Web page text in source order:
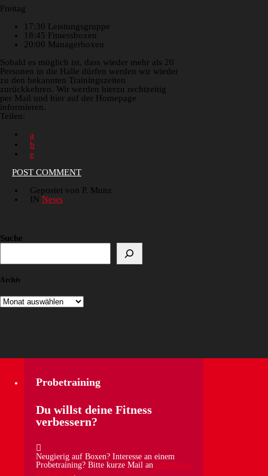
Freitag
17:30 Leistungsgruppe
18:45 Fitnessboxen
20:00 Managerboxen
Sobald es möglich ist, dass wieder mehr als 20
Personen in die Halle dürfen werden wir wieder
zu den bekannten Trainingszeiten
zurückkehren. Wir werden hierzu rechtzeitig
per Mail und hier auf der Homepage
informieren.
Teilen:
POST COMMENT
Gepostet von P. Munz
IN News
Suche
Archiv
Archiv
Probetraining
Du willst deine Fitness
verbessern?
Neugierig auf Boxen? Interesse an einem
Probetraining? Bitte kurze Mail an info@bsv-
freiburg.de .